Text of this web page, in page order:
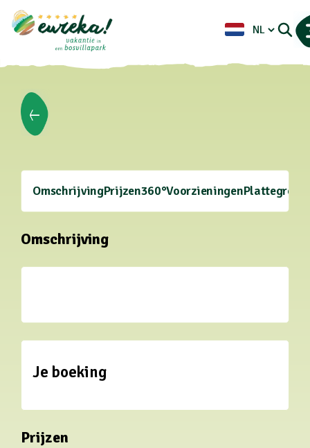
OmschrijvingPrijzen360°VoorzieningenPlattegrond
Omschrijving
Je boeking
Prijzen